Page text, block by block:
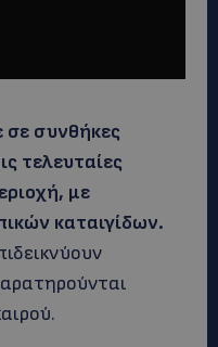
σε συνθήκες
τελευταίες
με
καταιγίδων.